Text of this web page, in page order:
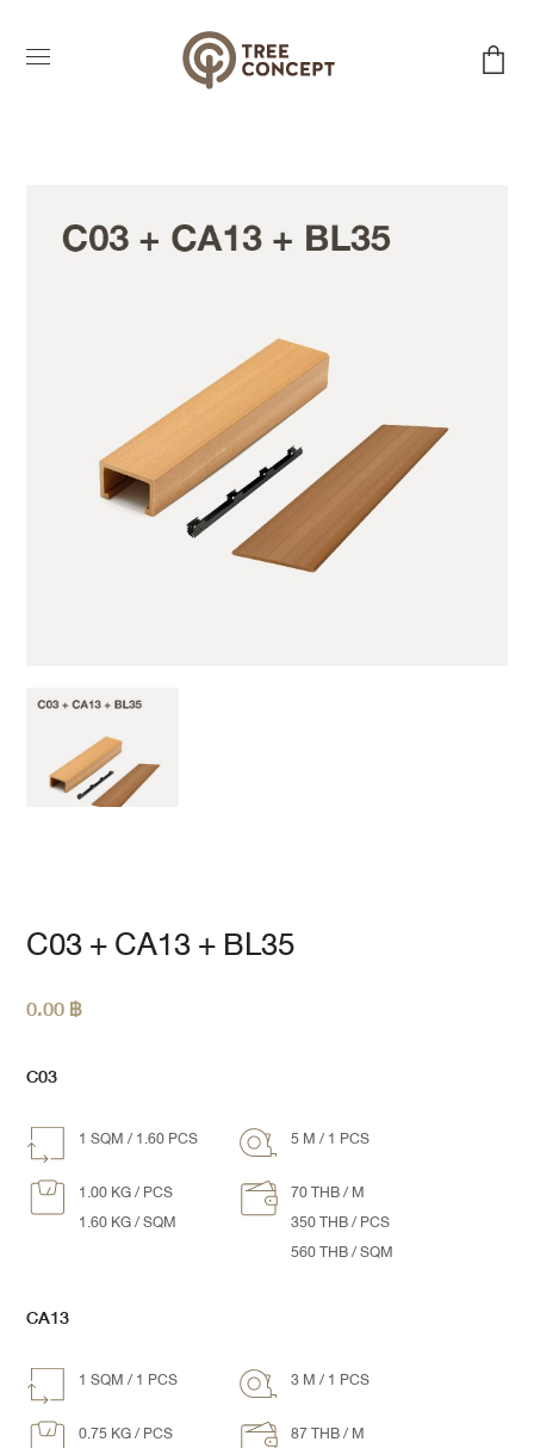
C03 + CA13 + BL35
0.00฿
C03
1 SQM / 1.60 PCS 5 M / 1 PCS
1.00 KG / PCS
1.60 KG / SQM
70 THB / M
350 THB / PCS
560 THB / SQM
CA13
1 SQM / 1 PCS 3 M / 1 PCS
0.75 KG / PCS
87 THB / M